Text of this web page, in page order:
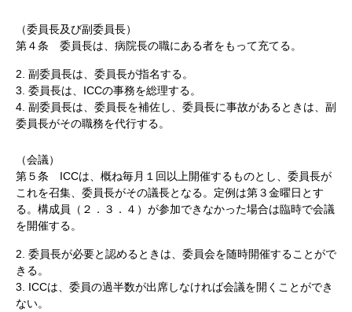
（委員長及び副委員長）
第４条 委員長は、病院長の職にある者をもって充てる。
2. 副委員長は、委員長が指名する。
3. 委員長は、ICCの事務を総理する。
4. 副委員長は、委員長を補佐し、委員長に事故があるときは、副
委員長がその職務を代行する。
（会議）
第５条 ICCは、概ね毎月１回以上開催するものとし、委員長が
これを召集、委員長がその議長となる。定例は第３金曜日とす
る。構成員（２．３．４）が参加できなかった場合は臨時で会議
を開催する。
2. 委員長が必要と認めるときは、委員会を随時開催することがで
きる。
3. ICCは、委員の過半数が出席しなければ会議を開くことができ
ない。